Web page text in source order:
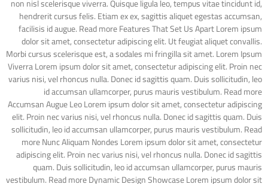
non nisl scelerisque viverra. Quisque ligula leo, tempus vitae tincidunt id,
hendrerit cursus felis. Etiam ex ex, sagittis aliquet egestas accumsan,
facilisis id augue. Read more Features That Set Us Apart Lorem ipsum
dolor sit amet, consectetur adipiscing elit. Ut feugiat aliquet convallis.
Morbi cursus scelerisque est, a sodales mi fringilla sit amet. Lorem Ipsum
Viverra Lorem ipsum dolor sit amet, consectetur adipiscing elit. Proin nec
varius nisi, vel rhoncus nulla. Donec id sagittis quam. Duis sollicitudin, leo
id accumsan ullamcorper, purus mauris vestibulum. Read more
Accumsan Augue Leo Lorem ipsum dolor sit amet, consectetur adipiscing
elit. Proin nec varius nisi, vel rhoncus nulla. Donec id sagittis quam. Duis
sollicitudin, leo id accumsan ullamcorper, purus mauris vestibulum. Read
more Nunc Aliquam Nondes Lorem ipsum dolor sit amet, consectetur
adipiscing elit. Proin nec varius nisi, vel rhoncus nulla. Donec id sagittis
quam. Duis sollicitudin, leo id accumsan ullamcorper, purus mauris
vestibulum. Read more Dynamic Design Showcase Lorem ipsum dolor sit